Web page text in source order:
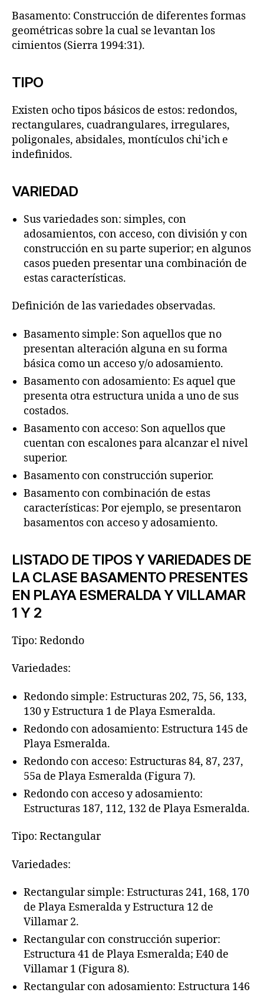
Basamento: Construcción de diferentes formas
geométricas sobre la cual se levantan los
cimientos (Sierra 1994:31).
TIPO
Existen ocho tipos básicos de estos: redondos,
rectangulares, cuadrangulares, irregulares,
poligonales, absidales, montículos chi’ich e
indefinidos.
VARIEDAD
Sus variedades son: simples, con
adosamientos, con acceso, con división y con
construcción en su parte superior; en algunos
casos pueden presentar una combinación de
estas características.
Definición de las variedades observadas.
Basamento simple: Son aquellos que no
presentan alteración alguna en su forma
básica como un acceso y/o adosamiento.
Basamento con adosamiento: Es aquel que
presenta otra estructura unida a uno de sus
costados.
Basamento con acceso: Son aquellos que
cuentan con escalones para alcanzar el nivel
superior.
Basamento con construcción superior.
Basamento con combinación de estas
características: Por ejemplo, se presentaron
basamentos con acceso y adosamiento.
LISTADO DE TIPOS Y VARIEDADES DE
LA CLASE BASAMENTO PRESENTES
EN PLAYA ESMERALDA Y VILLAMAR
1 Y 2
Tipo: Redondo
Variedades:
Redondo simple: Estructuras 202, 75, 56, 133,
130 y Estructura 1 de Playa Esmeralda.
Redondo con adosamiento: Estructura 145 de
Playa Esmeralda.
Redondo con acceso: Estructuras 84, 87, 237,
55a de Playa Esmeralda (Figura 7).
Redondo con acceso y adosamiento:
Estructuras 187, 112, 132 de Playa Esmeralda.
Tipo: Rectangular
Variedades:
Rectangular simple: Estructuras 241, 168, 170
de Playa Esmeralda y Estructura 12 de
Villamar 2.
Rectangular con construcción superior:
Estructura 41 de Playa Esmeralda; E40 de
Villamar 1 (Figura 8).
Rectangular con adosamiento: Estructura 146